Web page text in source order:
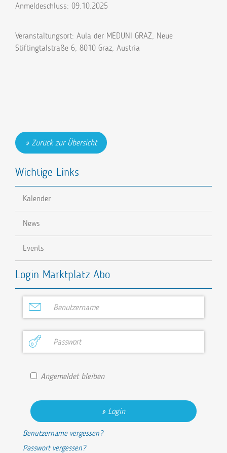
Anmeldeschluss: 09.10.2025
Veranstaltungsort: Aula der MEDUNI GRAZ, Neue
Stiftingtalstraße 6, 8010 Graz, Austria
Zurück zur Übersicht
Wichtige Links
Kalender
News
Events
Login Marktplatz Abo
Angemeldet bleiben
Login
Benutzername vergessen?
Passwort vergessen?